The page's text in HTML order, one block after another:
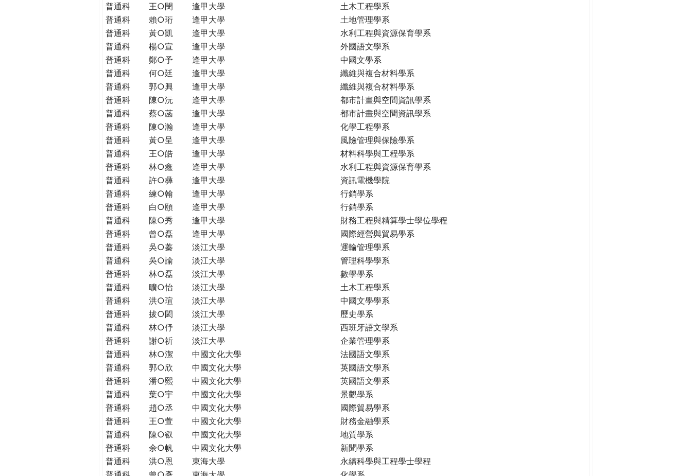
普通科
王○閔 逢甲大學
土木工程學系
普通科
賴○珩 逢甲大學
土地管理學系
普通科
黃○凱 逢甲大學
水利工程與資源保育學系
普通科
楊○宣 逢甲大學
外國語文學系
普通科
鄭○予 逢甲大學
中國文學系
普通科
何○廷 逢甲大學
纖維與複合材料學系
普通科
郭○興 逢甲大學
纖維與複合材料學系
普通科
陳○沅 逢甲大學
都市計畫與空間資訊學系
普通科
蔡○菡 逢甲大學
都市計畫與空間資訊學系
普通科
陳○瀚 逢甲大學
化學工程學系
普通科
黃○呈 逢甲大學
風險管理與保險學系
普通科
王○皓 逢甲大學
材料科學與工程學系
普通科
林○鑫 逢甲大學
水利工程與資源保育學系
普通科
許○彝 逢甲大學
資訊電機學院
普通科
練○翰 逢甲大學
行銷學系
普通科
白○頤 逢甲大學
行銷學系
普通科
陳○秀 逢甲大學
財務工程與精算學士學位學程
普通科
曾○磊 逢甲大學
國際經營與貿易學系
普通科
吳○蓁 淡江大學
運輸管理學系
普通科
吳○諭 淡江大學
管理科學學系
普通科
林○磊 淡江大學
數學學系
普通科
曠○怡 淡江大學
土木工程學系
普通科
洪○瑄 淡江大學
中國文學學系
普通科
拔○閎 淡江大學
歷史學系
普通科
林○伃 淡江大學
西班牙語文學系
普通科
謝○祈 淡江大學
企業管理學系
普通科
林○潔 中國文化大學
法國語文學系
普通科
郭○欣 中國文化大學
英國語文學系
普通科
潘○熙 中國文化大學
英國語文學系
普通科
葉○宇 中國文化大學
景觀學系
普通科
趙○丞 中國文化大學
國際貿易學系
普通科
王○萱 中國文化大學
財務金融學系
普通科
陳○叡 中國文化大學
地質學系
普通科
余○帆 中國文化大學
新聞學系
普通科
洪○恩 東海大學
永續科學與工程學士學程